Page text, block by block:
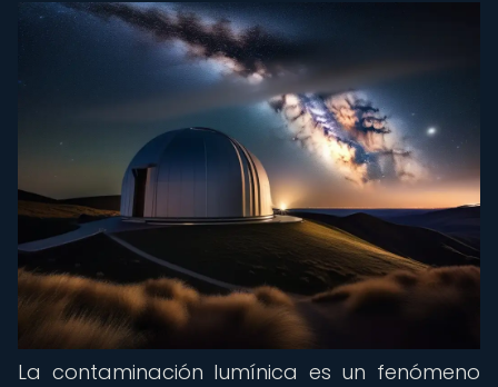
La contaminación lumínica es un fenómeno